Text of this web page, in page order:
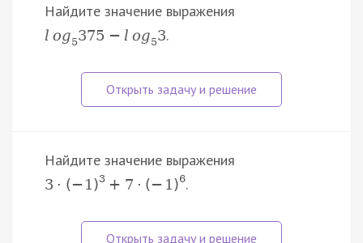
Найдите значение выражения
l og5375 − l og53.
Найдите значение выражения
3 · (−1 )3 + 7 · (− 1 )6.